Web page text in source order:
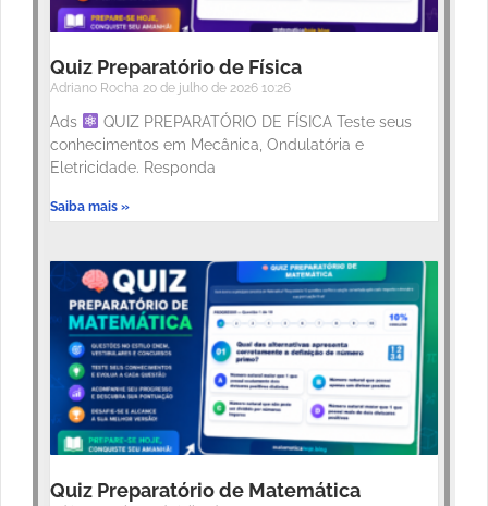
Quiz Preparatório de Física
Adriano Rocha 20 de julho de 2026 10:26
Ads
QUIZ PREPARATÓRIO DE FÍSICA Teste seus
conhecimentos em Mecânica, Ondulatória e
Eletricidade. Responda
Saiba mais »
Quiz Preparatório de Matemática